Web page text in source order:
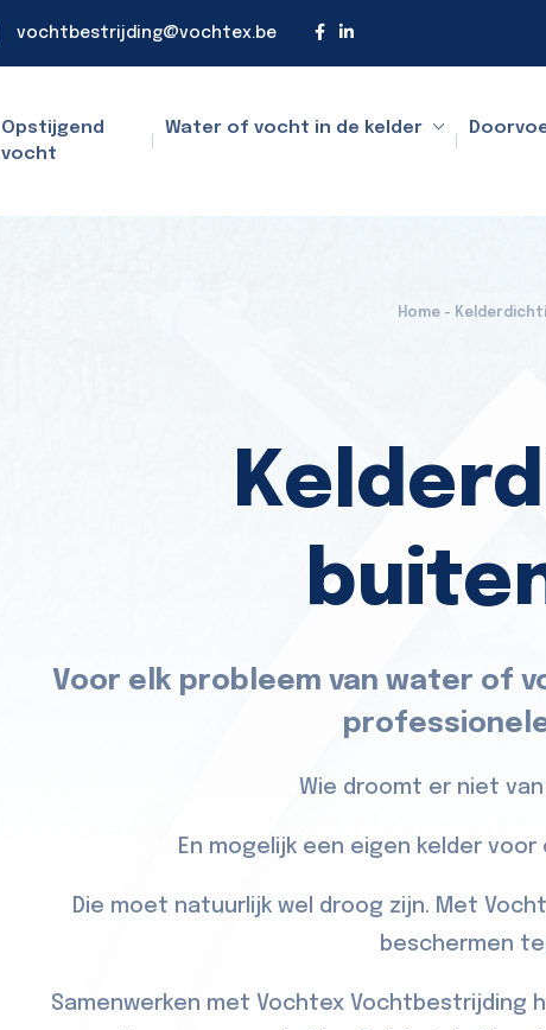
vochtbestrijding@vochtex.be
Opstijgend
vocht
Water of vocht in de kelder
Home -
Voor elk probleem van water of
Wie droomt er niet
En mogelijk een eigen kelder
Die moet natuurlijk wel droog zijn. Met
beschermen
Samenwerken met Vochtex